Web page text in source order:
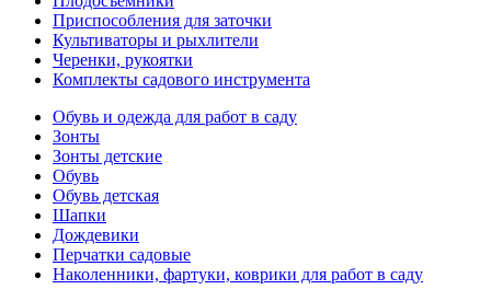
Приспособления для заточки
Культиваторы и рыхлители
Черенки, рукоятки
Комплекты садового инструмента
Обувь и одежда для работ в саду
Зонты
Зонты детские
Обувь
Обувь детская
Шапки
Дождевики
Перчатки садовые
Наколенники, фартуки, коврики для работ в саду